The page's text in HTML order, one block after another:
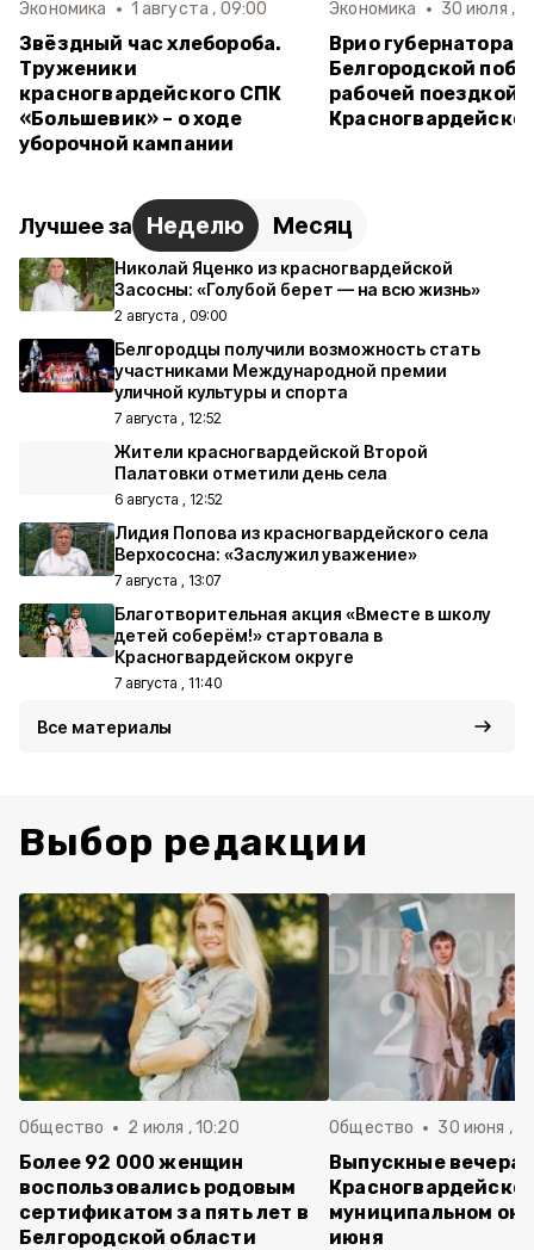
Экономика 1 августа , 09:00
Звёздный час хлебороба.
Труженики
красногвардейского СПК
«Большевик» – о ходе
уборочной кампании
Экономика 30 июля ,
Врио губернатора
Белгородской
рабочей поездкой в
Лучшее за Неделю Месяц
Николай Яценко из красногвардейской
Засосны: «Голубой берет — на всю жизнь»
2 августа , 09:00
Белгородцы получили возможность стать
участниками Международной премии
уличной культуры и спорта
7 августа , 12:52
Жители красногвардейской Второй
Палатовки отметили день села
6 августа , 12:52
Лидия Попова из красногвардейского села
Верхососна: «Заслужил уважение»
7 августа , 13:07
Благотворительная акция «Вместе в школу
детей соберём!» стартовала в
Красногвардейском округе
7 августа , 11:40
Все материалы
Выбор редакции
Общество 2 июля , 10:20
Более 92 000 женщин
воспользовались родовым
сертификатом за пять лет в
Белгородской области
Общество 30 июня ,
Выпускные вечера
муниципальном
июня